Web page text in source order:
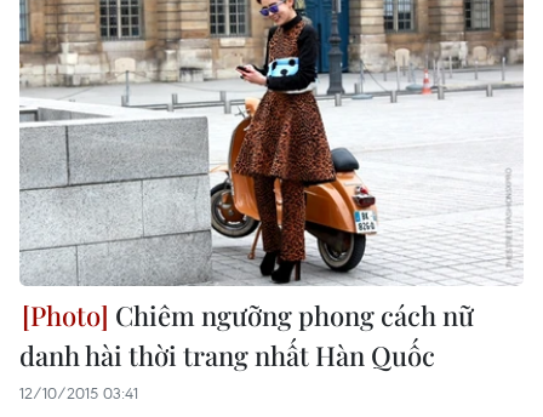
Chiêm ngưỡng phong cách nữ
danh hài thời trang nhất Hàn Quốc
12/10/2015 03:41